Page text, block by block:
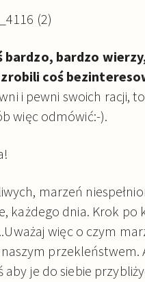
bardzo, bardzo
coś
i pewni swoich racji,
więc odmówić:-).
marzeń
każdego dnia. Krok po
więc o czym
przekleństwem.
je do siebie